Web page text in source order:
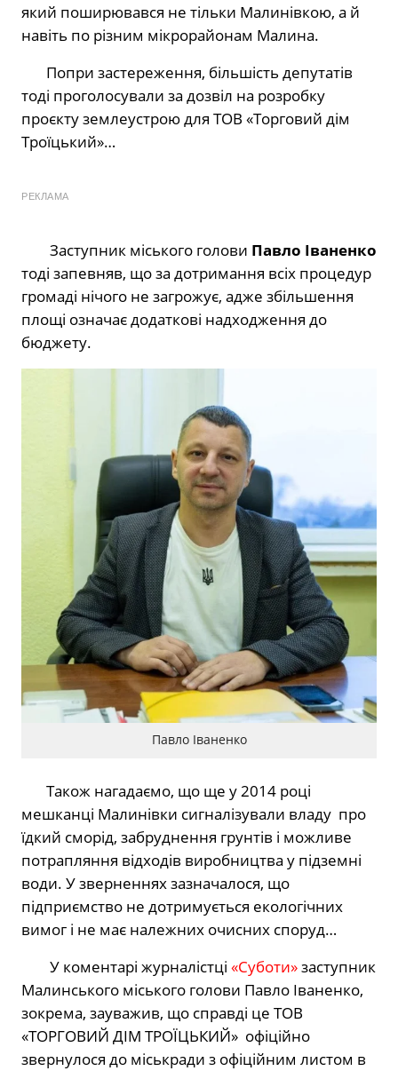
який поширювався не тільки Малинівкою, а й
навіть по різним мікрорайонам Малина.
Попри застереження, більшість депутатів
тоді проголосували за дозвіл на розробку
проєкту землеустрою для ТОВ «Торговий дім
Троїцький»…
РЕКЛАМА
Заступник міського голови Павло Іваненко
тоді запевняв, що за дотримання всіх процедур
громаді нічого не загрожує, адже збільшення
площі означає додаткові надходження до
бюджету.
Павло Іваненко
Також нагадаємо, що ще у 2014 році
мешканці Малинівки сигналізували владу про
їдкий сморід, забруднення грунтів і можливе
потрапляння відходів виробництва у підземні
води. У зверненнях зазначалося, що
підприємство не дотримується екологічних
вимог і не має належних очисних споруд…
У коментарі журналістці «Суботи»заступник
Малинського міського голови Павло Іваненко,
зокрема, зауважив, що справді це ТОВ
«ТОРГОВИЙ ДІМ ТРОЇЦЬКИЙ» офіційно
звернулося до міськради з офіційним листом в